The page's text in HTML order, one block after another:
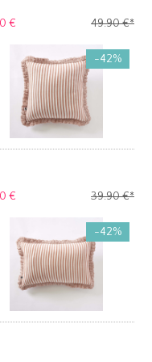
49.90 €*
€
-42%
39.90 €*
€
-42%